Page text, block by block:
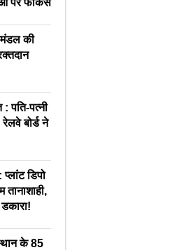
पर फोकस
मंडल की
: पति-पत्नी
बोर्ड ने
डिपो
तानाशाही,
के 85